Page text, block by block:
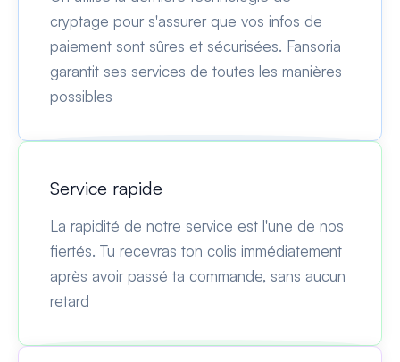
cryptage pour s'assurer que vos infos de
paiement sont sûres et sécurisées. Fansoria
garantit ses services de toutes les manières
possibles
Service rapide
La rapidité de notre service est l'une de nos
fiertés. Tu recevras ton colis immédiatement
après avoir passé ta commande, sans aucun
retard